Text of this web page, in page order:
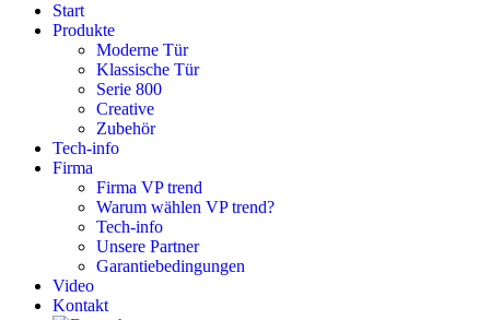
Start
Produkte
Moderne Tür
Klassische Tür
Serie 800
Creative
Zubehör
Tech-info
Firma
Firma VP trend
Warum wählen VP trend?
Tech-info
Unsere Partner
Garantiebedingungen
Video
Kontakt